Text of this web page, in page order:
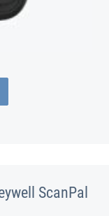
ScanPal